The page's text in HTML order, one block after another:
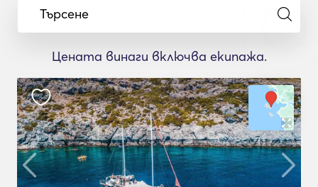
Търсене
Цената винаги включва екипажа.